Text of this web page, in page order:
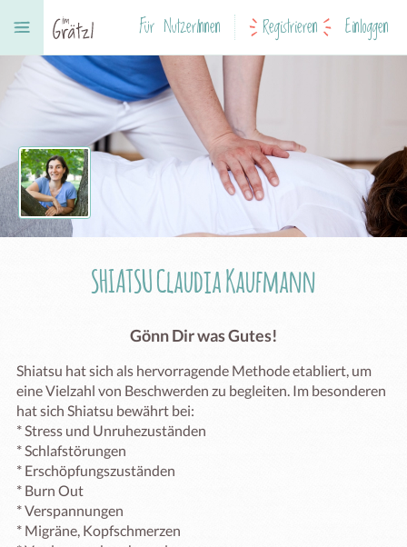
Für NutzerInnen Registrieren Einloggen
SHIATSU Claudia Kaufmann
Gönn Dir was Gutes!
Shiatsu hat sich als hervorragende Methode etabliert, um
eine Vielzahl von Beschwerden zu begleiten. Im besonderen
hat sich Shiatsu bewährt bei:
* Stress und Unruhezuständen
* Schlafstörungen
* Erschöpfungszuständen
* Burn Out
* Verspannungen
* Migräne, Kopfschmerzen